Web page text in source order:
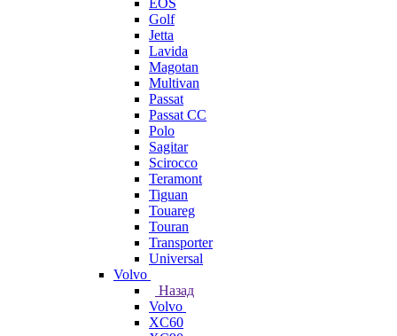
EOS
Golf
Jetta
Lavida
Magotan
Multivan
Passat
Passat CC
Polo
Sagitar
Scirocco
Teramont
Tiguan
Touareg
Touran
Transporter
Universal
Volvo
Назад
Volvo
XC60